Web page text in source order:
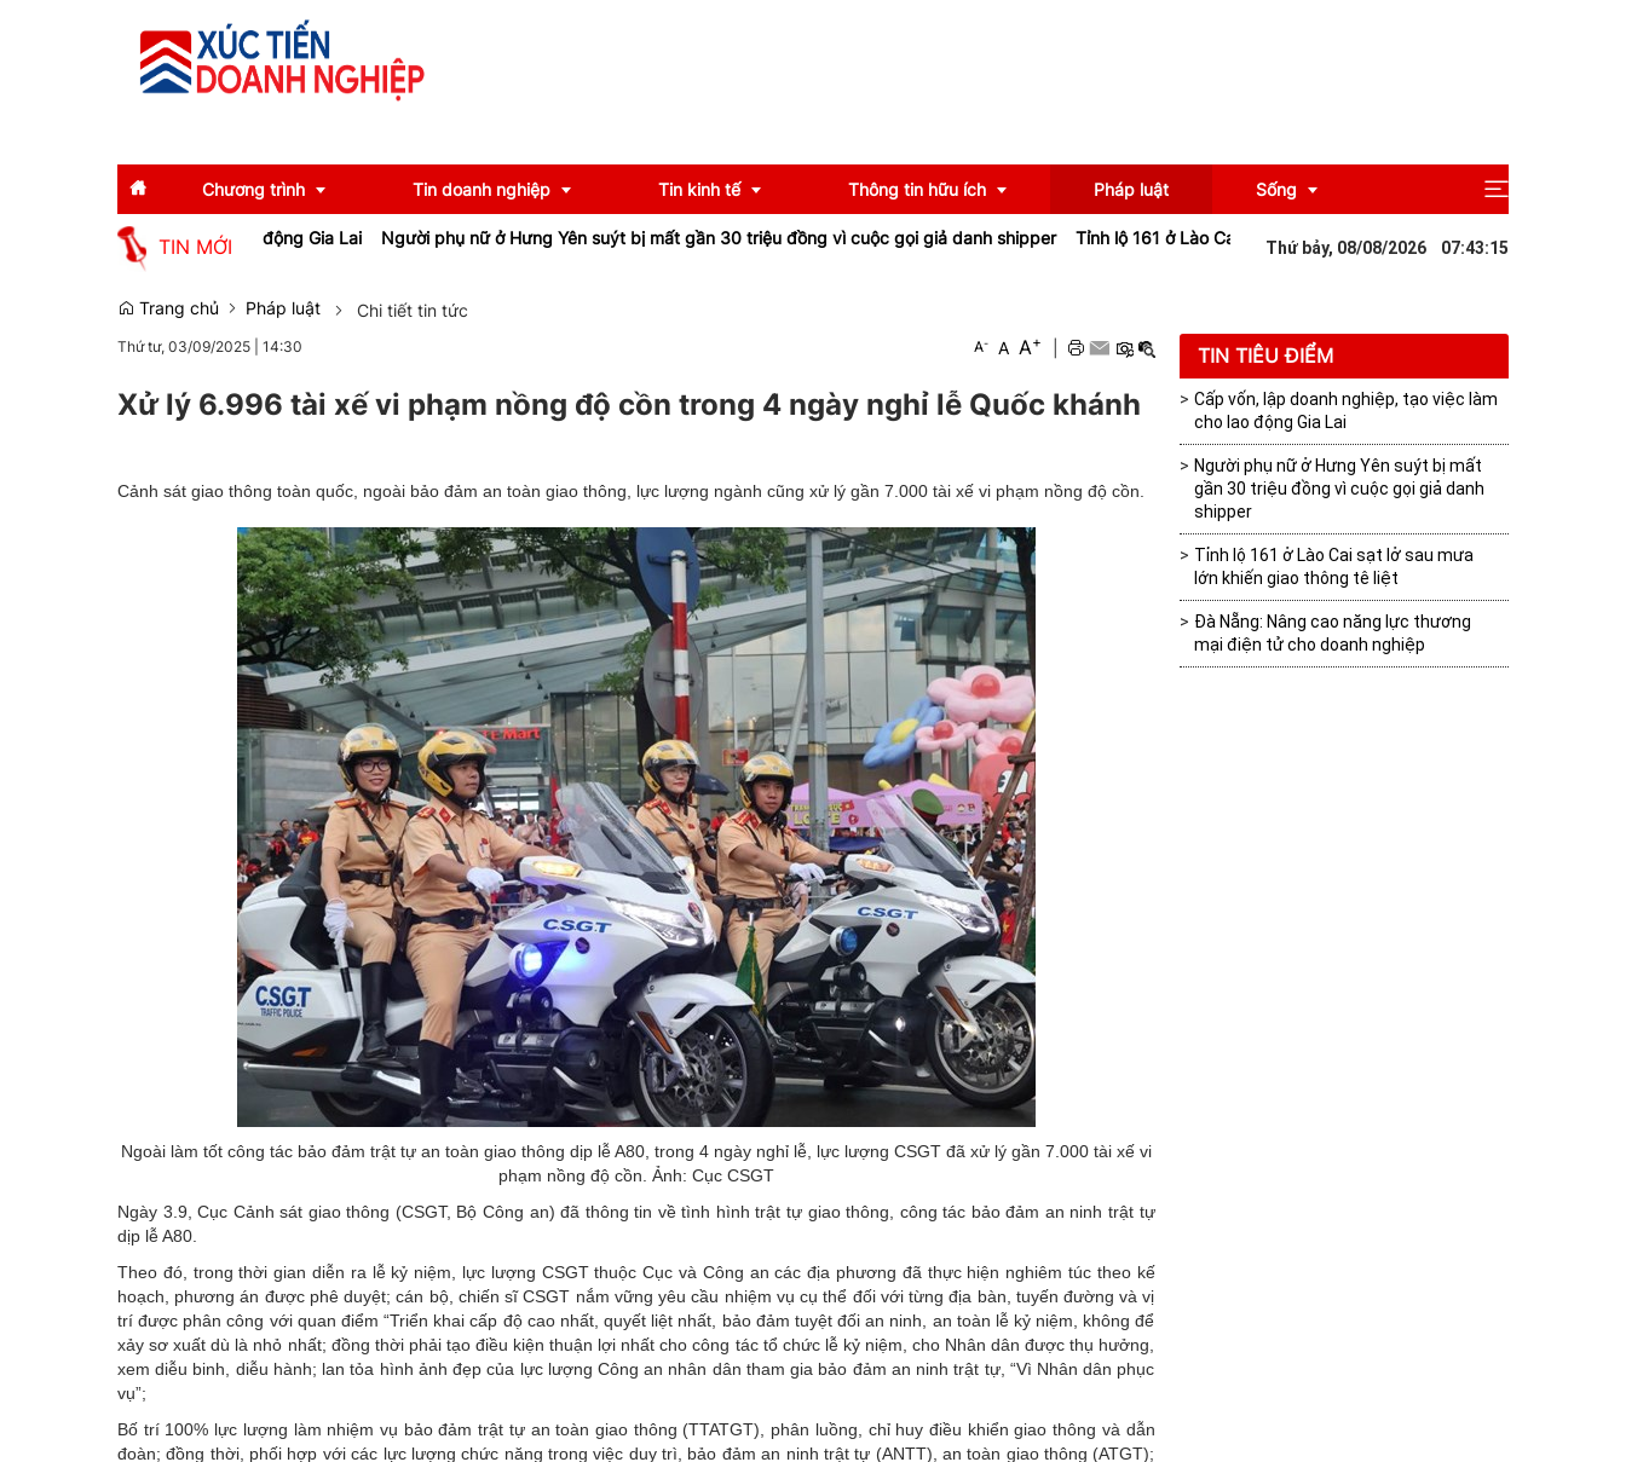
Chương trình
Diễn giả
Thông tin báo chí
Sự kiện
Tin doanh nghiệp
Tin tức
Doanh nghiệp tiêu biểu
Emagazine
Tin kinh tế Thông tin hữu ích
Ngân hàng
Pháp luật Sống
Du lịch
TIN MỚI
tạo việc làm cho lao động Gia Lai Người phụ nữ ở Hưng Yên suýt bị mất gần 30 triệu đồng vì cuộc gọi giả danh shipper Tỉnh lộ 161 ở Lào Cai sạt lở sau mưa lớn khiến giao thông tê liệt
Thứ bảy, 08/08/2026 07:43:16
Trang chủ Pháp luật Chi tiết tin tức
Thứ tư, 03/09/2025 14:30 A- A A+
Xử lý 6.996 tài xế vi phạm nồng độ cồn trong 4 ngày nghỉ lễ Quốc khánh
Cảnh sát giao thông toàn quốc, ngoài bảo đảm an toàn giao thông, lực lượng ngành cũng xử lý gần 7.000 tài xế vi phạm nồng độ cồn.
Ngoài làm tốt công tác bảo đảm trật tự an toàn giao thông dịp lễ A80, trong 4 ngày nghỉ lễ, lực lượng CSGT đã xử lý gần 7.000 tài xế vi
phạm nồng độ cồn. Ảnh: Cục CSGT
Ngày 3.9, Cục Cảnh sát giao thông (CSGT, Bộ Công an) đã thông tin về tình hình trật tự giao thông, công tác bảo đảm an ninh trật tự
dịp lễ A80.
Theo đó, trong thời gian diễn ra lễ kỷ niệm, lực lượng CSGT thuộc Cục và Công an các địa phương đã thực hiện nghiêm túc theo kế
hoạch, phương án được phê duyệt; cán bộ, chiến sĩ CSGT nắm vững yêu cầu nhiệm vụ cụ thể đối với từng địa bàn, tuyến đường và vị
trí được phân công với quan điểm “Triển khai cấp độ cao nhất, quyết liệt nhất, bảo đảm tuyệt đối an ninh, an toàn lễ kỷ niệm, không để
xảy sơ xuất dù là nhỏ nhất; đồng thời phải tạo điều kiện thuận lợi nhất cho công tác tổ chức lễ kỷ niệm, cho Nhân dân được thụ hưởng,
xem diễu binh, diễu hành; lan tỏa hình ảnh đẹp của lực lượng Công an nhân dân tham gia bảo đảm an ninh trật tự, “Vì Nhân dân phục
vụ”;
Bố trí 100% lực lượng làm nhiệm vụ bảo đảm trật tự an toàn giao thông (TTATGT), phân luồng, chỉ huy điều khiển giao thông và dẫn
đoàn; đồng thời, phối hợp với các lực lượng chức năng trong việc duy trì, bảo đảm an ninh trật tự (ANTT), an toàn giao thông (ATGT);
TIN TIÊU ĐIỂM
Cấp vốn, lập doanh nghiệp, tạo việc làm
cho lao động Gia Lai
Người phụ nữ ở Hưng Yên suýt bị mất
gần 30 triệu đồng vì cuộc gọi giả danh
shipper
Tỉnh lộ 161 ở Lào Cai sạt lở sau mưa
lớn khiến giao thông tê liệt
Đà Nẵng: Nâng cao năng lực thương
mại điện tử cho doanh nghiệp